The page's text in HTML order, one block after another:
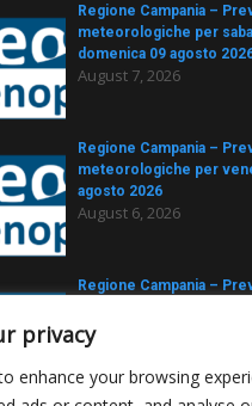
privacy
enhance your browsing
Regione Campania –
meteorologiche per
domenica 09 agosto
August 7, 2026
Regione Campania –
meteorologiche per
agosto 2026
August 6, 2026
Regione Campania –
agosto 2026
August 5, 2026